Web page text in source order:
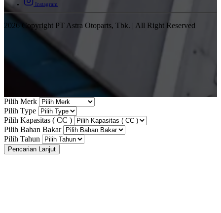
Instagram
2026 Copyright PT Astra Otoparts, Tbk. | All Right Reserved
Pilih Merk
Pilih Type
Pilih Kapasitas ( CC )
Pilih Bahan Bakar
Pilih Tahun
Pencarian Lanjut